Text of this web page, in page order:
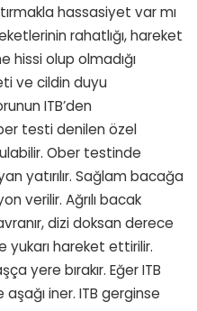
hassasiyet var mı
rahatlığı, hareket
hissi olup olmadığı
ve cildin duyu
ITB’den
testi denilen özel
Ober testinde
yatırılır. Sağlam bacağa
verilir. Ağrılı bacak
dizi doksan derece
yukarı hareket ettirilir.
yere bırakır. Eğer ITB
iner. ITB gerginse